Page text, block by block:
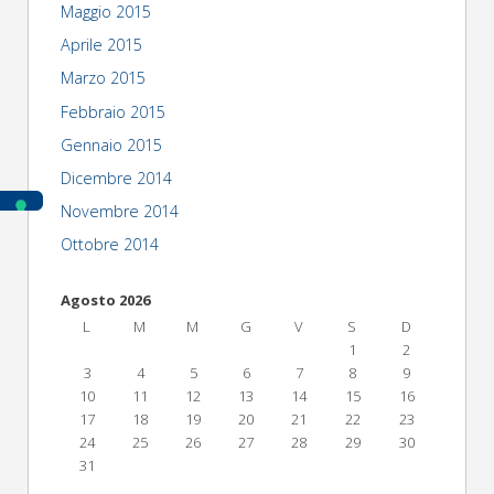
Maggio 2015
Aprile 2015
Marzo 2015
Febbraio 2015
Gennaio 2015
Dicembre 2014
Novembre 2014
Ottobre 2014
Agosto 2026
L
M M G V S
D
1
2
3
4 5 6 7 8
9
10
11 12 13 14 15
16
17
18 19 20 21 22
23
24
25 26 27 28 29
30
31